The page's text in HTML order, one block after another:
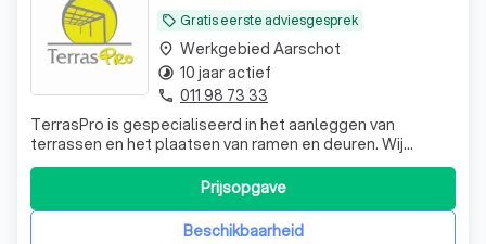
local_offer Gratis eerste adviesgesprek
TerrasPro is gespecialiseerd in het aanleggen van
terrassen en het plaatsen van ramen en deuren. Wij
combineren vakmanschap met duurzame materialen om
jouw woning en buitenruimte een stijlvolle en kwalitatieve
upgrade te geven. Met oog voor detail en een
persoonlijke aanpak zorgen wij voor een perf
Beschikbaarheid
Prijsopgave
place Werkgebied Aarschot
timelapse 10 jaar actief
phone 011 98 73 33